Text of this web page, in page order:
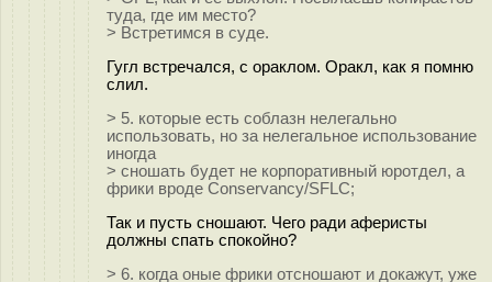
туда, где им место?
> Встретимся в суде.
Гугл встречался, с ораклом. Оракл, как я помню
слил.
> 5. которые есть соблазн нелегально
использовать, но за нелегальное использование
иногда
> сношать будет не корпоративный юротдел, а
фрики вроде Conservancy/SFLC;
Так и пусть сношают. Чего ради аферисты
должны спать спокойно?
> 6. когда оные фрики отсношают и докажут, уже